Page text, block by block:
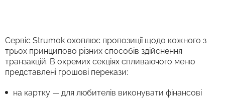
Сервіс Strumok охоплює пропозиції щодо кожного з
трьох принципово різних способів здійснення
транзакцій. В окремих секціях спливаючого меню
представлені грошові перекази:
на картку — для любителів виконувати фінансові